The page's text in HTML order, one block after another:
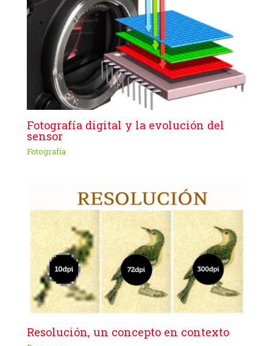
Fotografía digital y la evolución del
sensor
Fotografía
Resolución, un concepto en contexto